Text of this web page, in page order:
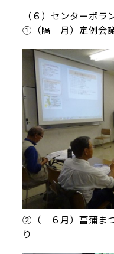
（６）センターボラ
①（隔 月）定例会
②（ ６月）菖蒲ま
り